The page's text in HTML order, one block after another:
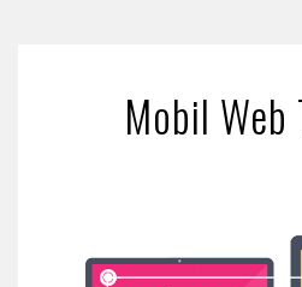
Mobil Web